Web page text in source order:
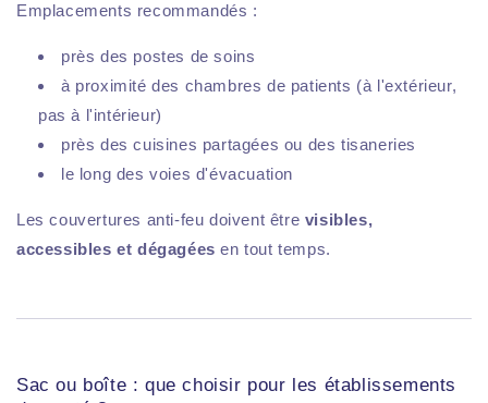
Emplacements recommandés :
près des postes de soins
à proximité des chambres de patients (à l'extérieur,
pas à l'intérieur)
près des cuisines partagées ou des tisaneries
le long des voies d'évacuation
Les couvertures anti-feu doivent être visibles,
accessibles et dégagées en tout temps.
Sac ou boîte : que choisir pour les établissements